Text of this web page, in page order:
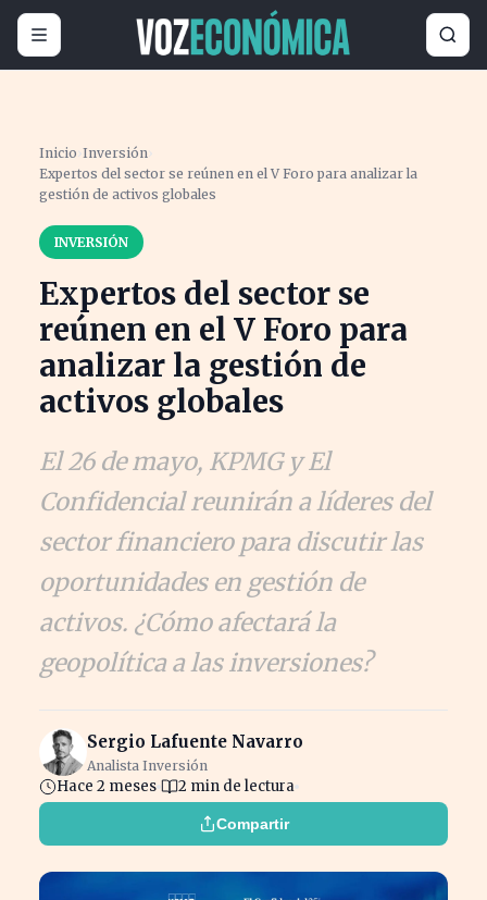
Inicio ›Inversión›
Expertos del sector se reúnen en el V Foro para analizar la
gestión de activos globales
INVERSIÓN
Expertos del sector se
reúnen en el V Foro para
analizar la gestión de
activos globales
El 26 de mayo, KPMG y El
Confidencial reunirán a líderes del
sector financiero para discutir las
oportunidades en gestión de
activos. ¿Cómo afectará la
geopolítica a las inversiones?
Sergio Lafuente Navarro
Analista Inversión
Hace 2 meses 2 min de lectura
Compartir